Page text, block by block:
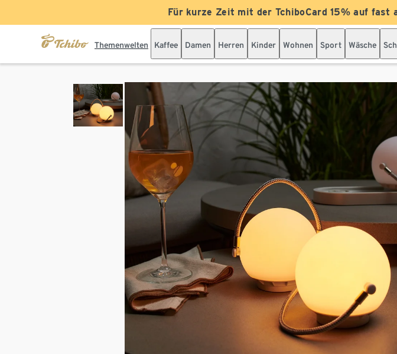
Für kurze Zeit mit der TchiboCard 15% auf fast
Themenwelten Kaffee Damen Herren Kinder Wohnen Sport Wäsche